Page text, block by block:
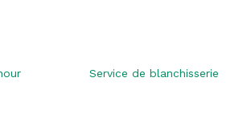
Service de blanchisserie